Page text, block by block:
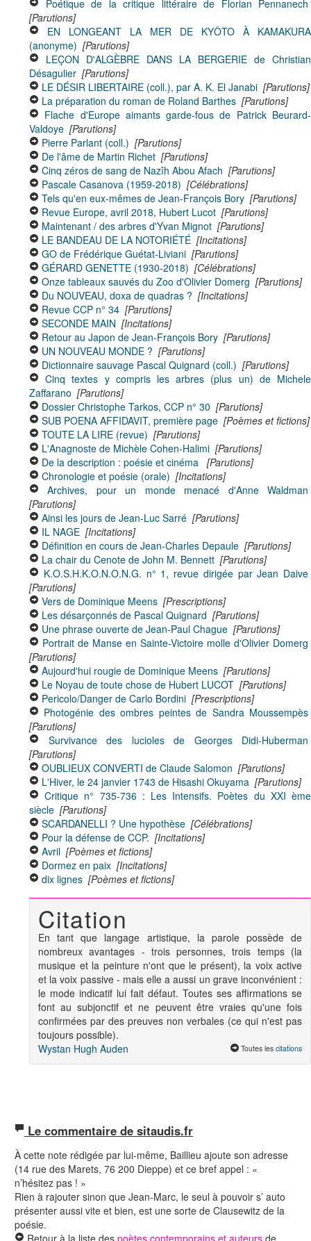
Poétique de la critique littéraire de Florian Pennanech
[Parutions]
EN LONGEANT LA MER DE KYÔTO À KAMAKURA
(anonyme) [Parutions]
LEÇON D'ALGÈBRE DANS LA BERGERIE de Christian
Désagulier [Parutions]
LE DÉSIR LIBERTAIRE (coll.), par A. K. El Janabi [Parutions]
La préparation du roman de Roland Barthes [Parutions]
Flache d'Europe aimants garde-fous de Patrick Beurard-
Valdoye [Parutions]
Pierre Parlant (coll.) [Parutions]
De l'âme de Martin Richet [Parutions]
Cinq zéros de sang de Nazîh Abou Afach [Parutions]
Pascale Casanova (1959-2018) [Célébrations]
Tels qu'en eux-mêmes de Jean-François Bory [Parutions]
Revue Europe, avril 2018, Hubert Lucot [Parutions]
Maintenant / des arbres d'Yvan Mignot [Parutions]
LE BANDEAU DE LA NOTORIÉTÉ [Incitations]
GO de Frédérique Guétat-Liviani [Parutions]
GÉRARD GENETTE (1930-2018) [Célébrations]
Onze tableaux sauvés du Zoo d'Olivier Domerg [Parutions]
Du NOUVEAU, doxa de quadras ? [Incitations]
Revue CCP n° 34 [Parutions]
SECONDE MAIN [Incitations]
Retour au Japon de Jean-François Bory [Parutions]
UN NOUVEAU MONDE ? [Parutions]
Dictionnaire sauvage Pascal Quignard (coll.) [Parutions]
Cinq textes y compris les arbres (plus un) de Michele
Zaffarano [Parutions]
Dossier Christophe Tarkos, CCP n° 30 [Parutions]
SUB POENA AFFIDAVIT, première page [Poèmes et fictions]
TOUTE LA LIRE (revue) [Parutions]
L'Anagnoste de Michèle Cohen-Halimi [Parutions]
De la description : poésie et cinéma [Parutions]
Chronologie et poésie (orale) [Incitations]
Archives, pour un monde menacé d'Anne Waldman
[Parutions]
Ainsi les jours de Jean-Luc Sarré [Parutions]
IL NAGE [Incitations]
Définition en cours de Jean-Charles Depaule [Parutions]
La chair du Cenote de John M. Bennett [Parutions]
K.O.S.H.K.O.N.O.N.G. n° 1, revue dirigée par Jean Daive
[Parutions]
Vers de Dominique Meens [Prescriptions]
Les désarçonnés de Pascal Quignard [Parutions]
Une phrase ouverte de Jean-Paul Chague [Parutions]
Portrait de Manse en Sainte-Victoire molle d'Olivier Domerg
[Parutions]
Aujourd'hui rougie de Dominique Meens [Parutions]
Le Noyau de toute chose de Hubert LUCOT [Parutions]
Pericolo/Danger de Carlo Bordini [Prescriptions]
Photogénie des ombres peintes de Sandra Moussempès
[Parutions]
Survivance des lucioles de Georges Didi-Huberman
[Parutions]
OUBLIEUX CONVERTI de Claude Salomon [Parutions]
L'Hiver, le 24 janvier 1743 de Hisashi Okuyama [Parutions]
Critique n° 735-736 : Les Intensifs. Poètes du XXI ème
siècle [Parutions]
SCARDANELLI ? Une hypothèse [Célébrations]
Pour la défense de CCP. [Incitations]
Avril [Poèmes et fictions]
Dormez en paix [Incitations]
dix lignes [Poèmes et fictions]
Citation
En tant que langage artistique, la parole possède de
nombreux avantages - trois personnes, trois temps (la
musique et la peinture n'ont que le présent), la voix active
et la voix passive - mais elle a aussi un grave inconvénient :
le mode indicatif lui fait défaut. Toutes ses affirmations se
font au subjonctif et ne peuvent être vraies qu'une fois
confirmées par des preuves non verbales (ce qui n'est pas
toujours possible).
Wystan Hugh Auden
Toutes les citations
Le commentaire de sitaudis.fr
À cette note rédigée par lui-même, Baillieu ajoute son adresse
(14 rue des Marets, 76 200 Dieppe) et ce bref appel : «
n’hésitez pas ! »
Rien à rajouter sinon que Jean-Marc, le seul à pouvoir s’ auto
présenter aussi vite et bien, est une sorte de Clausewitz de la
poésie.
Retour à la liste des poètes contemporains et auteurs de